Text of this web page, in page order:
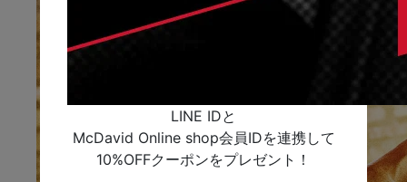
LINE IDと
McDavid Online shop会員IDを連携して
10%OFFクーポンをプレゼント！